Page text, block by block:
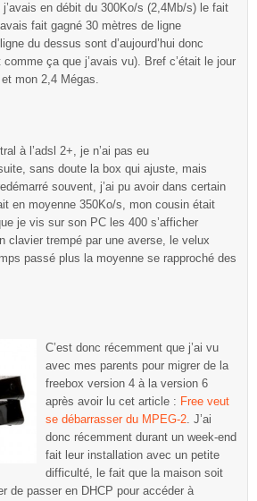
en débit du 300Ko/s (2,4Mb/s) le fait
fait gagné 30 mètres de ligne
du dessus sont d’aujourd’hui donc
ça que j’avais vu). Bref c’était le jour
mon 2,4 Mégas.
à l’adsl 2+, je n’ai pas eu
sans doute la box qui ajuste, mais
souvent, j’ai pu avoir dans certain
en moyenne 350Ko/s, mon cousin était
je vis sur son PC les 400 s’afficher
clavier trempé par une averse, le velux
passé plus la moyenne se rapproché des
C’est donc récemment que j’ai vu
avec mes parents pour migrer de la
freebox version 4 à la version 6
après avoir lu cet article : Free veut
se débarrasser du MPEG-2. J’ai
donc récemment durant un week-end
fait leur installation avec un petite
difficulté, le fait que la maison soit
de passer en DHCP pour accéder à